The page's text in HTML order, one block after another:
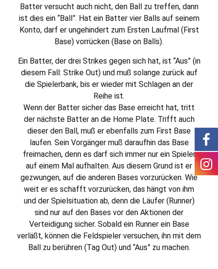
Batter versucht auch nicht, den Ball zu treffen, dann
ist dies ein “Ball”. Hat ein Batter vier Balls auf seinem
Konto, darf er ungehindert zum Ersten Laufmal (First
Base) vorrücken (Base on Balls).
Ein Batter, der drei Strikes gegen sich hat, ist “Aus” (in
diesem Fall: Strike Out) und muß solange zurück auf
die Spielerbank, bis er wieder mit Schlagen an der
Reihe ist.
Wenn der Batter sicher das Base erreicht hat, tritt
der nächste Batter an die Home Plate. Trifft auch
dieser den Ball, muß er ebenfalls zum First Base
laufen. Sein Vorgänger muß daraufhin das Base
freimachen, denn es darf sich immer nur ein Spieler
auf einem Mal aufhalten. Aus diesem Grund ist er
gezwungen, auf die anderen Bases vorzurücken. Wie
weit er es schafft vorzurücken, das hängt von ihm
und der Spielsituation ab, denn die Läufer (Runner)
sind nur auf den Bases vor den Aktionen der
Verteidigung sicher. Sobald ein Runner ein Base
verläßt, können die Feldspieler versuchen, ihn mit dem
Ball zu berühren (Tag Out) und “Aus” zu machen.